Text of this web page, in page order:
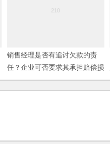
销售经理是否有追讨欠款的责
任？企业可否要求其承担赔偿损
失的法律责任？